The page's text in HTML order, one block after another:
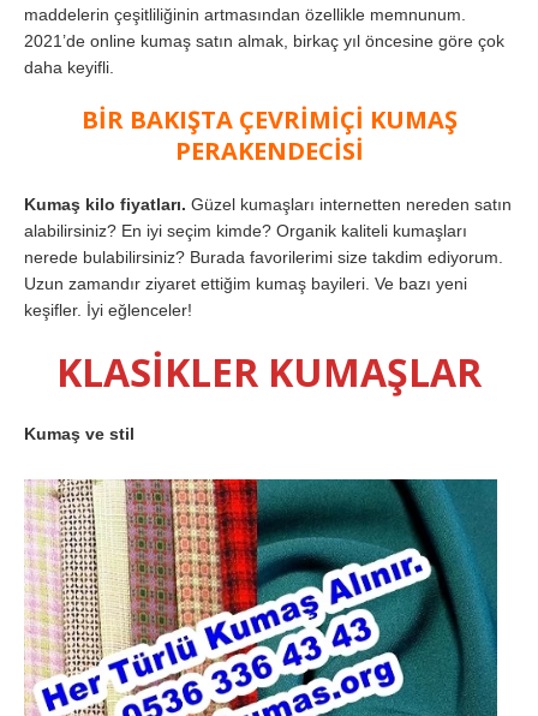
maddelerin çeşitliliğinin artmasından özellikle memnunum.
2021’de online kumaş satın almak, birkaç yıl öncesine göre çok
daha keyifli.
BİR BAKIŞTA ÇEVRİMİÇİ KUMAŞ
PERAKENDECİSİ
Kumaş kilo fiyatları. Güzel kumaşları internetten nereden satın
alabilirsiniz? En iyi seçim kimde? Organik kaliteli kumaşları
nerede bulabilirsiniz? Burada favorilerimi size takdim ediyorum.
Uzun zamandır ziyaret ettiğim kumaş bayileri. Ve bazı yeni
keşifler. İyi eğlenceler!
KLASİKLER KUMAŞLAR
Kumaş ve stil